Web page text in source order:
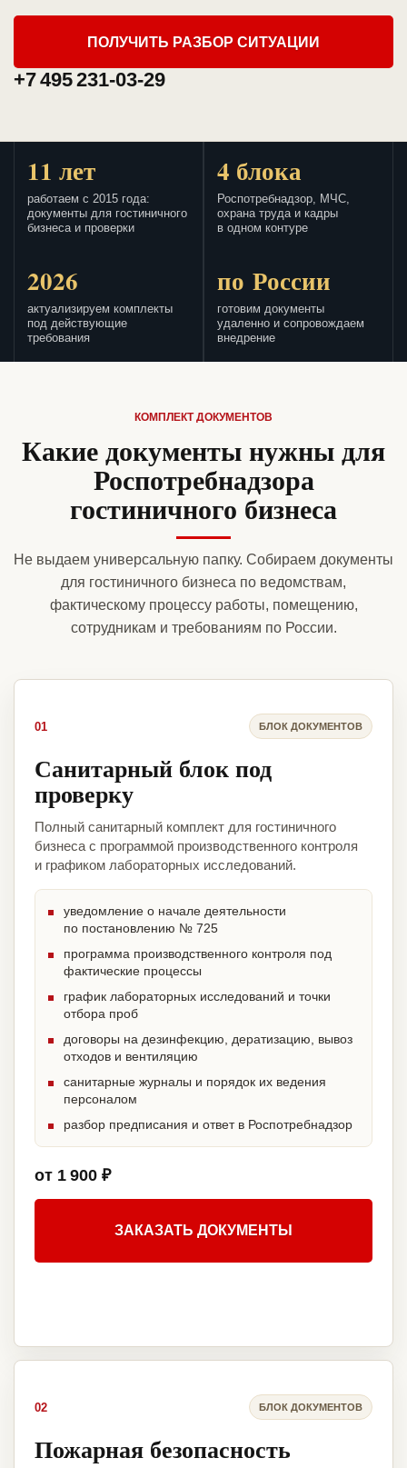
ПОЛУЧИТЬ РАЗБОР СИТУАЦИИ
+7 495 231-03-29
11 лет
работаем с 2015 года:
документы для гостиничного
бизнеса и проверки
4 блока
Роспотребнадзор, МЧС,
охрана труда и кадры
в одном контуре
2026
актуализируем комплекты
под действующие
требования
по России
готовим документы
удаленно и сопровождаем
внедрение
КОМПЛЕКТ ДОКУМЕНТОВ
Какие документы нужны для
Роспотребнадзора
гостиничного бизнеса
Не выдаем универсальную папку. Собираем документы
для гостиничного бизнеса по ведомствам,
фактическому процессу работы, помещению,
сотрудникам и требованиям по России.
01 БЛОК ДОКУМЕНТОВ
Санитарный блок под
проверку
Полный санитарный комплект для гостиничного
бизнеса с программой производственного контроля
и графиком лабораторных исследований.
уведомление о начале деятельности
по постановлению № 725
программа производственного контроля под
фактические процессы
график лабораторных исследований и точки
отбора проб
договоры на дезинфекцию, дератизацию, вывоз
отходов и вентиляцию
санитарные журналы и порядок их ведения
персоналом
разбор предписания и ответ в Роспотребнадзор
от 1 900 ₽
ЗАКАЗАТЬ ДОКУМЕНТЫ
02 БЛОК ДОКУМЕНТОВ
Пожарная безопасность